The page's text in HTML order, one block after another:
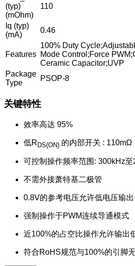
(typ)
(mOhm)
110
Iq (typ)
(mA)
0.46
Features
100% Duty
Mode Control;Force
Ceramic Capacitor;UVP
Package
Type
PSOP-8
关键特性
效率高达 95%
低R DS(ON) 的内部开关 : 110mΩ
可控制操作频率范围: 300kHz至
不需外接萧特基二极管
0.8V的参考电压允许低电压输出
强制操作于PWM连续导通模式
近100%的占空比操作允许输出
符合RoHS规范与100%的引脚